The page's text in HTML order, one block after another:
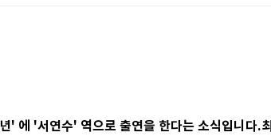
' 에 '서연수' 역으로 출연을 한다는 소식입니다.최